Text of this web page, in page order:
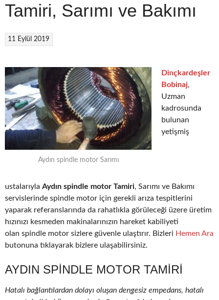
Tamiri, Sarımı ve Bakımı
11 Eylül 2019
Aydın spindle motor Sarımı
Dinçkardeşler
Bobinaj,
Uzman
kadrosunda
bulunan
yetişmiş
ustalarıyla Aydın spindle motor Tamiri, Sarımı ve Bakımı
servislerinde spindle motor için gerekli arıza tespitlerini
yaparak referanslarında da rahatlıkla görüleceği üzere üretim
hızınızı kesmeden makinalarınızın hareket kabiliyeti
olan spindle motor sizlere güvenle ulaştırır. Bizleri Hemen Ara
butonuna tıklayarak bizlere ulaşabilirsiniz.
AYDIN SPINDLE MOTOR TAMIRI
Hatalı bağlantılardan dolayı oluşan dengesiz empedans, hatalı